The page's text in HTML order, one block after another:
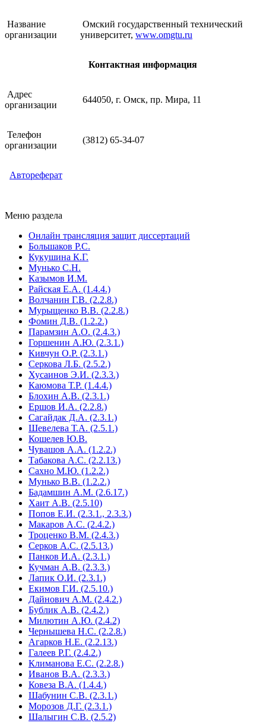
Название
организации
Омский государственный технический
университет, www.omgtu.ru
Контактная информация
Адрес
организации
644050, г. Омск, пр. Мира, 11
Телефон
организации
(3812) 65-34-07
Автореферат
Меню раздела
Онлайн трансляция защит диссертаций
Большаков Р.С.
Кукушина К.Г.
Мунько С.Н.
Казымов И.М.
Райская Е.А. (1.4.4.)
Волчанин Г.В. (2.2.8.)
Мурыщенко В.В. (2.2.8.)
Фомин Д.В. (1.2.2.)
Парамзин А.О. (2.4.3.)
Горшенин А.Ю. (2.3.1.)
Кивчун О.Р. (2.3.1.)
Серкова Л.Б. (2.5.2.)
Хусаинов Э.И. (2.3.3.)
Каюмова Т.Р. (1.4.4.)
Блохин А.В. (2.3.1.)
Ершов И.А. (2.2.8.)
Сагайдак Д.А. (2.3.1.)
Шевелева Т.А. (2.5.1.)
Кошелев Ю.В.
Чувашов А.А. (1.2.2.)
Табакова А.С. (2.2.13.)
Сахно М.Ю. (1.2.2.)
Мунько В.В. (1.2.2.)
Бадамшин А.М. (2.6.17.)
Хаит А.В. (2.5.10)
Попов Е.И. (2.3.1., 2.3.3.)
Макаров А.С. (2.4.2.)
Троценко В.М. (2.4.3.)
Серков А.С. (2.5.13.)
Панков И.А. (2.3.1.)
Кучман А.В. (2.3.3.)
Лапик О.И. (2.3.1.)
Екимов Г.И. (2.5.10.)
Дайнович А.М. (2.4.2.)
Бублик А.В. (2.4.2.)
Милютин А.Ю. (2.4.2)
Чернышева Н.С. (2.2.8.)
Агарков Н.Е. (2.2.13.)
Галеев Р.Г. (2.4.2.)
Климанова Е.С. (2.2.8.)
Иванов В.А. (2.3.3.)
Ковеза В.А. (1.4.4.)
Шабунин С.В. (2.3.1.)
Морозов Д.Г. (2.3.1.)
Шалыгин С.В. (2.5.2)